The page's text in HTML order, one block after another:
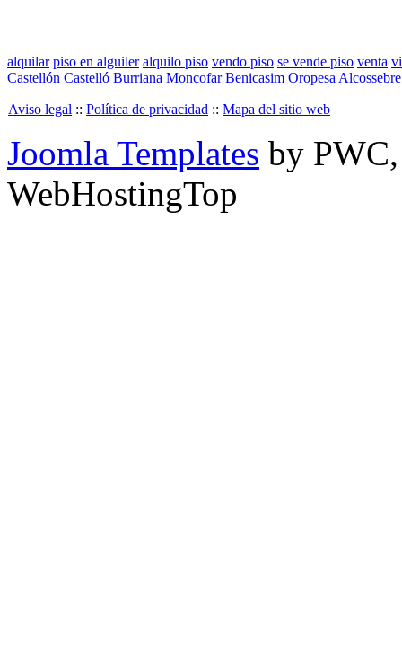
alquilar piso en alguiler alquilo piso vendo piso se vende piso venta
Castellón Castelló Burriana Moncofar Benicasim Oropesa Alcossebre
Aviso legal :: Política de privacidad :: Mapa del sitio web
Joomla Templates by
WebHostingTop